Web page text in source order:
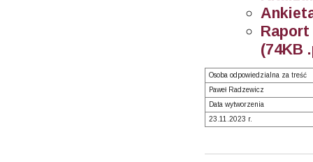
(74KB
Osoba odpowiedzialna za treść
Paweł Radzewicz
Data wytworzenia
23.11.2023 r.